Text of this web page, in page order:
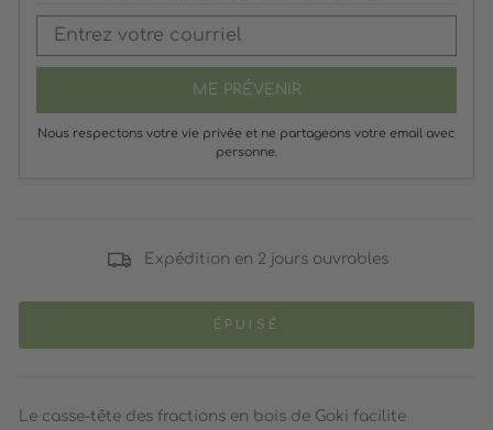
ME PRÉVENIR
Nous respectons votre vie privée et ne partageons votre email avec
personne.
Expédition en 2 jours ouvrables
ÉPUISÉ
Le casse-tête des fractions en bois de Goki facilite